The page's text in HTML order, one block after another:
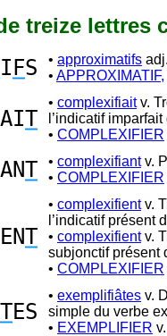
treize lettres
I FS • approximatifs
• APPROXIMATIF,
T
• complexifiaitv.
l’indicatif
• COMPLEXIFIER
T • complexifiantv.
• COMPLEXIFIER
T
• complexifientv.
l’indicatif présent
• complexifientv.
subjonctif présent
• COMPLEXIFIER
TES
• exemplifiâtes v.
simple du verbe
• EXEMPLIFIER